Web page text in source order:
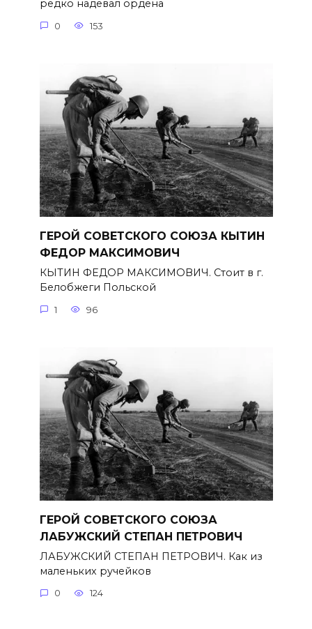
редко надевал ордена
0 153
ГЕРОЙ СОВЕТСКОГО СОЮЗА КЫТИН
ФЕДОР МАКСИМОВИЧ
КЫТИН ФЕДОР МАКСИМОВИЧ. Стоит в г.
Белобжеги Польской
1 96
ГЕРОЙ СОВЕТСКОГО СОЮЗА
ЛАБУЖСКИЙ СТЕПАН ПЕТРОВИЧ
ЛАБУЖСКИЙ СТЕПАН ПЕТРОВИЧ. Как из
маленьких ручейков
0 124